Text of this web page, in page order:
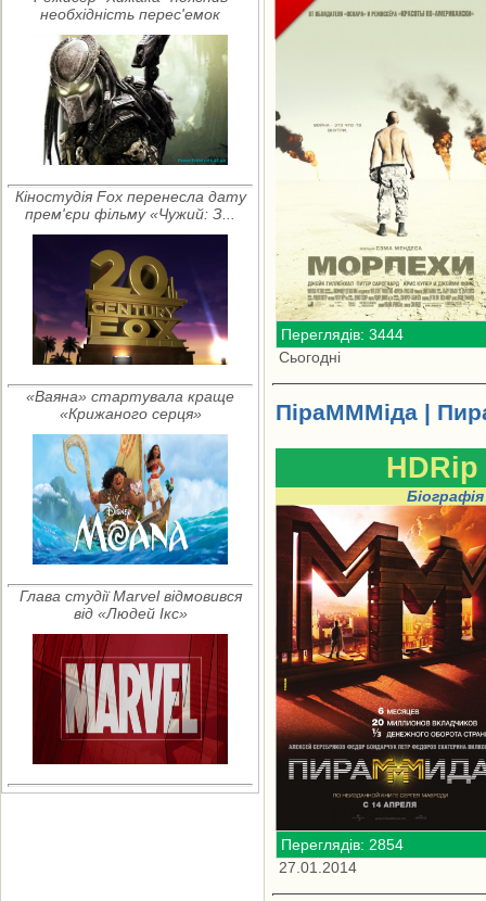
необхідність перес'емок
Кіностудія Fox перенесла дату
прем'єри фільму «Чужий: З...
«Ваяна» стартувала краще
«Крижаного серця»
Глава студії Marvel відмовився
від «Людей Ікс»
Переглядів: 3444
Сьогодні
ПіраМММіда |
HDRip
Біографія
Переглядів: 2854
27.01.2014